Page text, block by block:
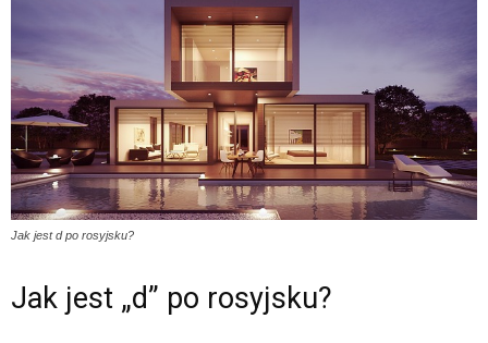
Jak jest d po rosyjsku?
Jak jest „d” po rosyjsku?